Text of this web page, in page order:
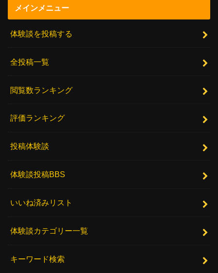
メインメニュー
体験談を投稿する
全投稿一覧
閲覧数ランキング
評価ランキング
投稿体験談
体験談投稿BBS
いいね済みリスト
体験談カテゴリー一覧
キーワード検索